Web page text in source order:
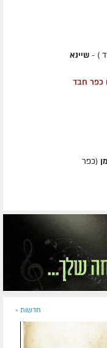
) - שיינא
כפר חבד
(כפר
חדשות »